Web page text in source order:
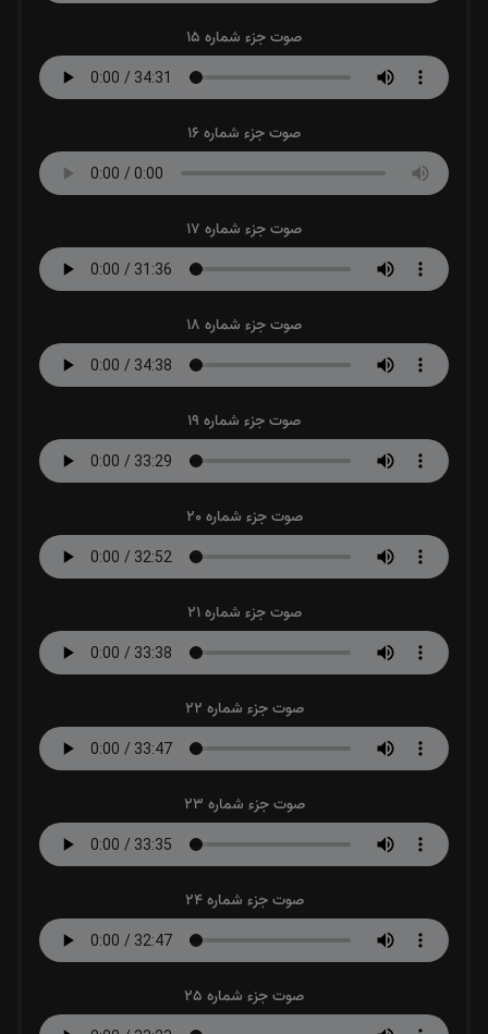
صوت جزء شماره 15
صوت جزء شماره 16
صوت جزء شماره 17
صوت جزء شماره 18
صوت جزء شماره 19
صوت جزء شماره 20
صوت جزء شماره 21
صوت جزء شماره 22
صوت جزء شماره 23
صوت جزء شماره 24
صوت جزء شماره 25